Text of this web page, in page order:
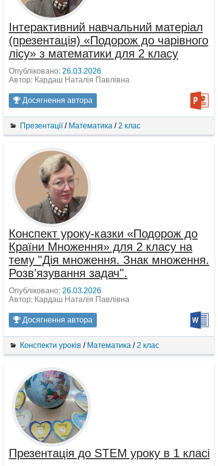
Інтерактивний навчальний матеріал
(презентація) «Подорож до чарівного
лісу» з математики для 2 класу
Опубліковано: 26.03.2026
Автор: Кардаш Наталія Павлівна
Досягнення автора
Презентації/ Математика / 2 клас
Конспект уроку-казки «Подорож до
Країни Множення» для 2 класу на
тему "Дія множення. Знак множення.
Розв’язування задач".
Опубліковано: 26.03.2026
Автор: Кардаш Наталія Павлівна
Досягнення автора
Конспекти уроків / Математика / 2 клас
Презентація до STEM уроку в 1 класі